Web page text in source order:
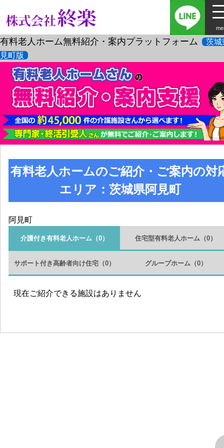
有料老人ホーム無料紹介・案内プラットフォーム
茨城
見町版
有料老人ホームのご紹介・ご案内の対
エリア：茨城県阿見町
阿見町
介護付き有料老人ホーム （0） 住宅型有料老人ホーム （0）
サポート付き高齢者向け住宅（0） グループホーム （0）
現在ご紹介できる施設はありません